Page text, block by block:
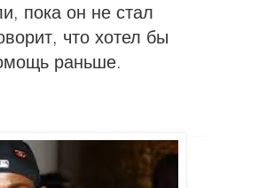
пока он не стал
что хотел бы
раньше.